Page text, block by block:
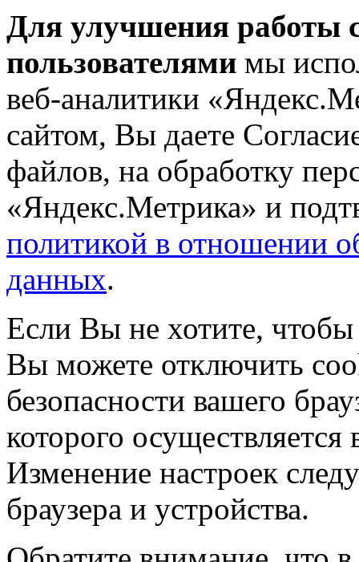
Для улучшения работы
пользователями мы
веб-аналитики
сайтом, Вы даете
файлов, на обработку
«Яндекс.Метрика» и
политикой в отношении
данных.
Если Вы не хотите,
Вы можете отключить
безопасности вашего
которого
Изменение настроек
браузера и устройства.